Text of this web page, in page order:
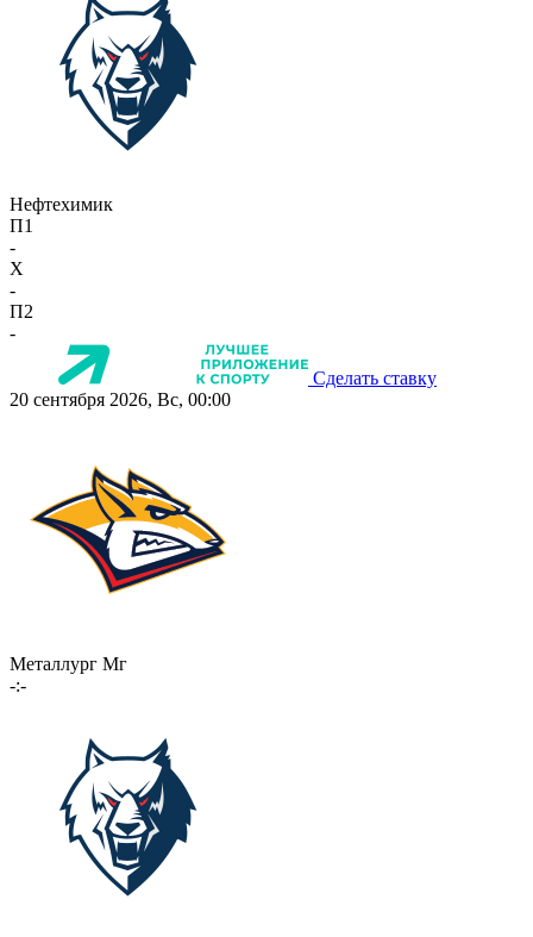
Нефтехимик
П1
-
X
-
П2
-
Сделать ставку
20 сентября 2026, Вс, 00:00
Металлург Мг
-:-